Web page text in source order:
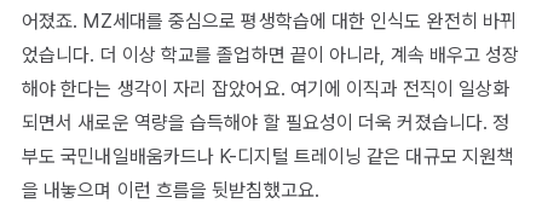
어졌죠. MZ세대를 중심으로 평생학습에 대한 인식도 완전히 바뀌
었습니다. 더 이상 학교를 졸업하면 끝이 아니라, 계속 배우고 성장
해야 한다는 생각이 자리 잡았어요. 여기에 이직과 전직이 일상화
되면서 새로운 역량을 습득해야 할 필요성이 더욱 커졌습니다. 정
부도 국민내일배움카드나 K-디지털 트레이닝 같은 대규모 지원책
을 내놓으며 이런 흐름을 뒷받침했고요.